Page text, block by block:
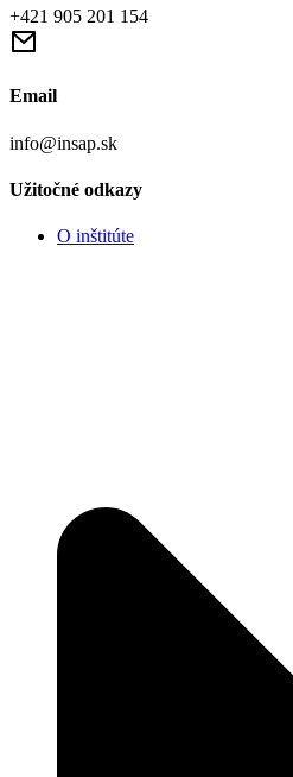
+421 905 201 154
Email
info@insap.sk
Užitočné odkazy
O inštitúte